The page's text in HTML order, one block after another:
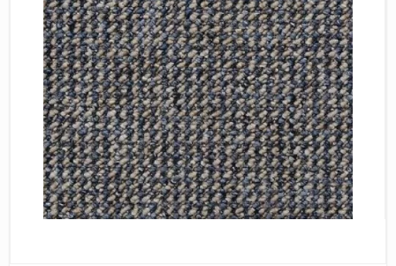
CronaFloor
Damy Floor
Decoria
Dolce Flooring
ECO Parquet